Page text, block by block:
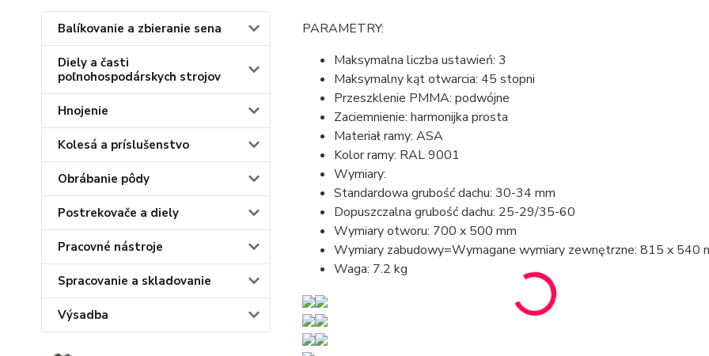
Balíkovanie a zbieranie sena
Diely a časti
poľnohospodárskych strojov
Hnojenie
Kolesá a príslušenstvo
Obrábanie pôdy
Postrekovače a diely
Pracovné nástroje
Spracovanie a skladovanie
Výsadba
PARAMETRY:
Maksymalna liczba ustawień: 3
Maksymalny kąt otwarcia: 45 stopni
Przeszklenie PMMA: podwójne
Zaciemnienie: harmonijka prosta
Materiał ramy: ASA
Kolor ramy: RAL 9001
Wymiary:
Standardowa grubość dachu: 30-34 mm
Dopuszczalna grubość dachu: 25-29/35-60
Wymiary otworu: 700 x 500 mm
Wymiary zabudowy=Wymagane wymiary zewnętrzne: 815 x 540
Waga: 7.2 kg